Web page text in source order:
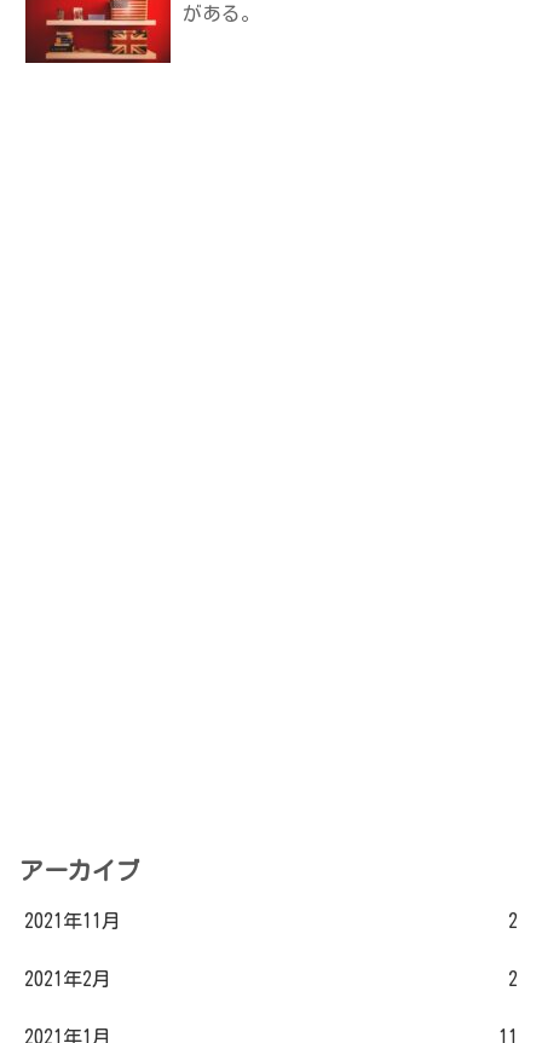
がある。
アーカイブ
2021年11月 2
2021年2月 2
2021年1月 11